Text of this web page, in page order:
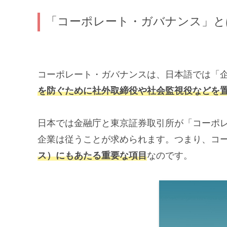
「コーポレート・ガバナンス」
コーポレート・ガバナンスは、日本語では「
を防ぐために社外取締役や社会監視役などを
日本では金融庁と東京証券取引所が「コー
企業は従うことが求められます。つまり、コ
ス）にもあたる重要な項目なのです。